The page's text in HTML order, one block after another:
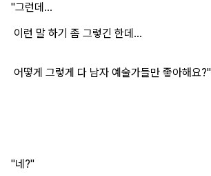
"그런데...
이런 말 하기 좀 그렇긴 한데...
어떻게 그렇게 다 남자 예술가들만 좋아해요?"
"네?"